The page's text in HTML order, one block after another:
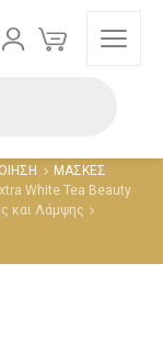
ΜΑΣΚΕΣ
White Tea Beauty
και Λάμψης